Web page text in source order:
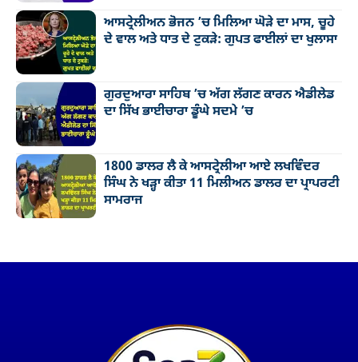
ਆਸਟ੍ਰੇਲੀਅਨ ਭੋਜਨ ’ਚ ਮਿਲਿਆ ਘੋੜੇ ਦਾ ਮਾਸ, ਚੂਹੇ
ਦੇ ਵਾਲ ਅਤੇ ਧਾਤ ਦੇ ਟੁਕੜੇ: ਗੁਪਤ ਫਾਈਲਾਂ ਦਾ ਖੁਲਾਸਾ
ਗੁਰਦੁਆਰਾ ਸਾਹਿਬ ’ਚ ਅੱਗ ਲੱਗਣ ਕਾਰਨ ਐਡੀਲੇਡ
ਦਾ ਸਿੱਖ ਭਾਈਚਾਰਾ ਡੂੰਘੇ ਸਦਮੇ ’ਚ
1800 ਡਾਲਰ ਲੈ ਕੇ ਆਸਟ੍ਰੇਲੀਆ ਆਏ ਲਖਵਿੰਦਰ
ਸਿੰਘ ਨੇ ਖੜ੍ਹਾ ਕੀਤਾ 11 ਮਿਲੀਅਨ ਡਾਲਰ ਦਾ ਪ੍ਰਾਪਰਟੀ
ਸਾਮਰਾਜ